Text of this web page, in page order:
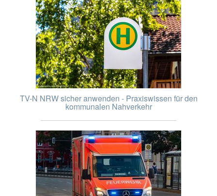
TV-N NRW sicher anwenden - Praxiswissen für den
kommunalen Nahverkehr